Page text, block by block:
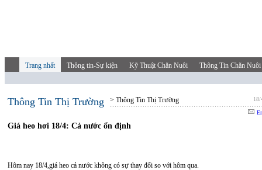
Trang nhất Thông tin-Sự kiện Kỹ Thuật Chăn Nuôi Thông Tin Chăn Nuôi
Thông Tin Thị Trường > Thông Tin Thị Trường
Giá heo hơi 18/4: Cả nước ổn định
Hôm nay 18/4,giá heo cả nước không có sự thay đổi so với hôm qua.